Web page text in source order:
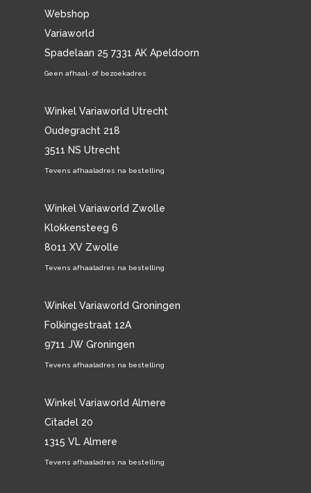
Webshop
Variaworld
Spadelaan 25 7331 AK Apeldoorn
Geen afhaal- of bezoekadres
Winkel Variaworld Utrecht
Oudegracht 218
3511 NS Utrecht
Tevens afhaaladres na bestelling
Winkel Variaworld Zwolle
Klokkensteeg 6
8011 XV Zwolle
Tevens afhaaladres na bestelling
Winkel Variaworld Groningen
Folkingestraat 12A
9711 JW Groningen
Tevens afhaaladres na bestelling
Winkel Variaworld Almere
Citadel 20
1315 VL Almere
Tevens afhaaladres na bestelling